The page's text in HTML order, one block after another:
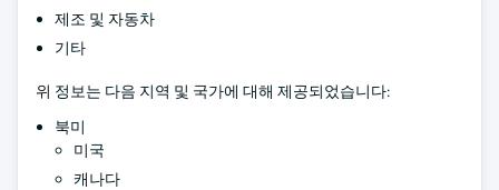
제조 및 자동차
기타
위 정보는 다음 지역 및 국가에 대해 제공되었습니다:
북미
미국
캐나다